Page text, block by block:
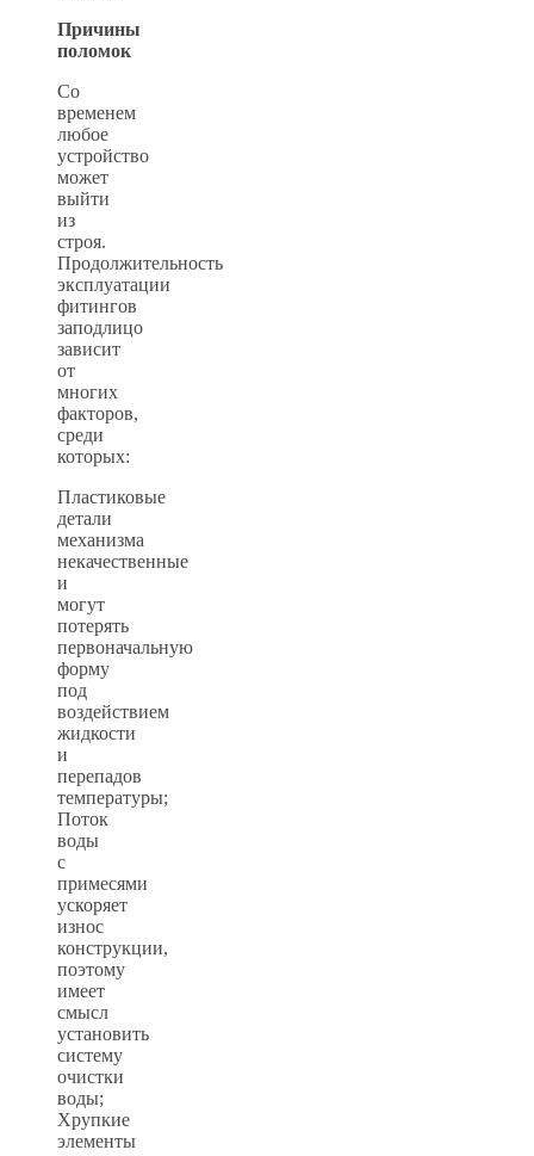
Причины
поломок
Со
временем
любое
устройство
может
выйти
из
строя.
Продолжительность
эксплуатации
фитингов
заподлицо
зависит
от
многих
факторов,
среди
которых:
Пластиковые
детали
механизма
некачественные
и
могут
потерять
первоначальную
форму
под
воздействием
жидкости
и
перепадов
температуры;
Поток
воды
с
примесями
ускоряет
износ
конструкции,
поэтому
имеет
смысл
установить
систему
очистки
воды;
Хрупкие
элементы